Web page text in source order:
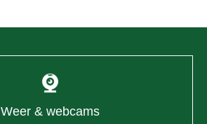
Weer & webcams